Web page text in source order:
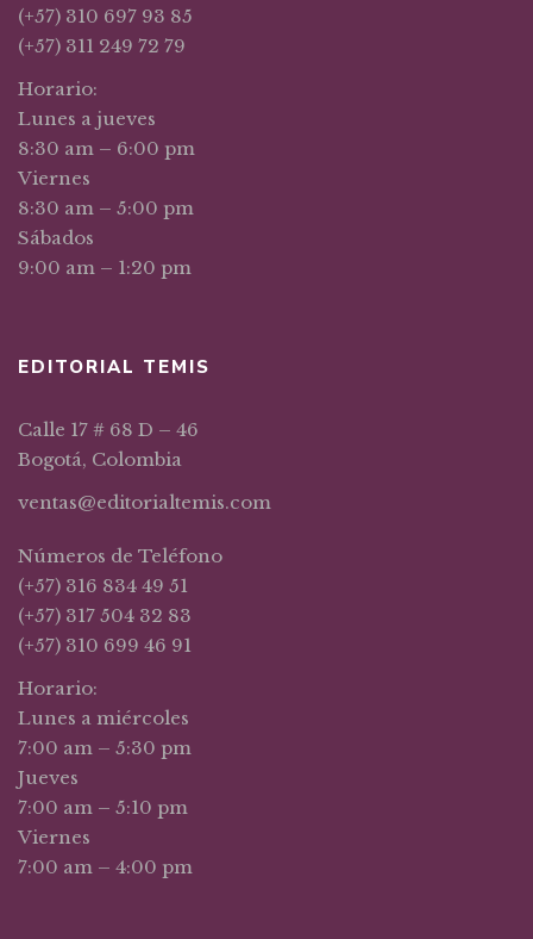
(+57) 310 697 93 85
(+57) 311 249 72 79
Horario:
Lunes a jueves
8:30 am – 6:00 pm
Viernes
8:30 am – 5:00 pm
Sábados
9:00 am – 1:20 pm
EDITORIAL TEMIS
Calle 17 # 68 D – 46
Bogotá, Colombia
ventas@editorialtemis.com
Números de Teléfono
(+57) 316 834 49 51
(+57) 317 504 32 83
(+57) 310 699 46 91
Horario:
Lunes a miércoles
7:00 am – 5:30 pm
Jueves
7:00 am – 5:10 pm
Viernes
7:00 am – 4:00 pm